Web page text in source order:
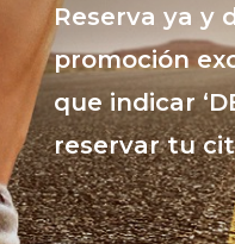
Reserva ya y
promoción
que indicar
reservar tu